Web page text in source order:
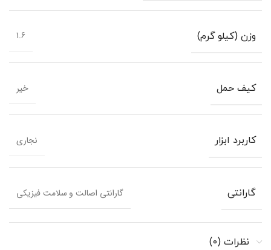
وزن (کیلو گرم) 1.6
کیف حمل خیر
کاربرد ابزار نجاری
گارانتی گارانتی اصالت و سلامت فیزیکی
نظرات (0)